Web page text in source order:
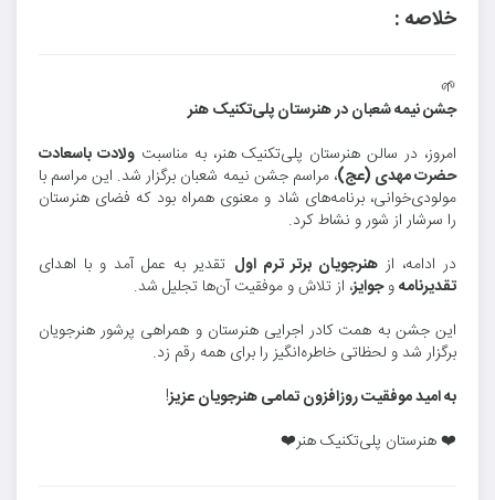
خلاصه :
🌱
جشن نیمه شعبان در هنرستان پلی‌تکنیک هنر
امروز، در سالن هنرستان پلی‌تکنیک هنر، به مناسبتولادت باسعادت
حضرت مهدی (عج)، مراسم جشن نیمه شعبان برگزار شد. این مراسم با
مولودی‌خوانی، برنامه‌های شاد و معنوی همراه بود که فضای هنرستان
را سرشار از شور و نشاط کرد.
در ادامه، ازهنرجویان برتر ترم اول تقدیر به عمل آمد و با اهدای
تقدیرنامهوجوایز، از تلاش و موفقیت آن‌ها تجلیل شد.
این جشن به همت کادر اجرایی هنرستان و همراهی پرشور هنرجویان
برگزار شد و لحظاتی خاطره‌انگیز را برای همه رقم زد.
به امید موفقیت روزافزون تمامی هنرجویان عزیز!
❤️ هنرستان پلی‌تکنیک هنر❤️